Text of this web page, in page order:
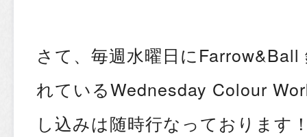
さて、毎週水曜日に
れているWednesday Colour
し込みは随時行なっております